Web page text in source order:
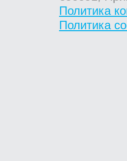
Политика
Политика